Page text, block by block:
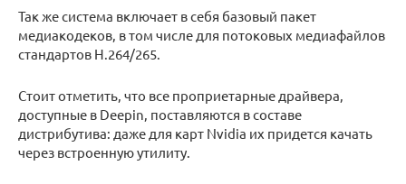
Так же система включает в себя базовый пакет
медиакодеков, в том числе для потоковых медиафайлов
стандартов H.264/265.
Стоит отметить, что все проприетарные драйвера,
доступные в Deepin, поставляются в составе
дистрибутива: даже для карт Nvidia их придется качать
через встроенную утилиту.